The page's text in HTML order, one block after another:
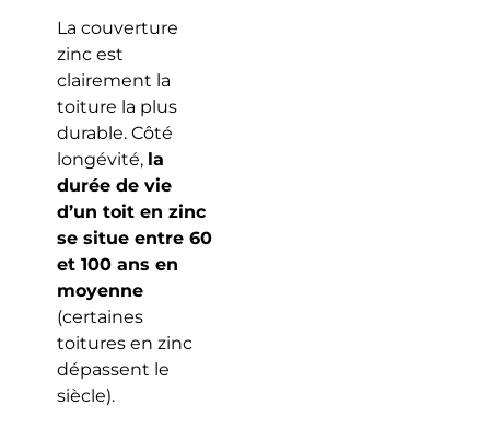
La couverture
zinc est
clairement la
toiture la plus
durable. Côté
longévité, la
durée de vie
d’un toit en zinc
se situe entre 60
et 100 ans en
moyenne
(certaines
toitures en zinc
dépassent le
siècle).